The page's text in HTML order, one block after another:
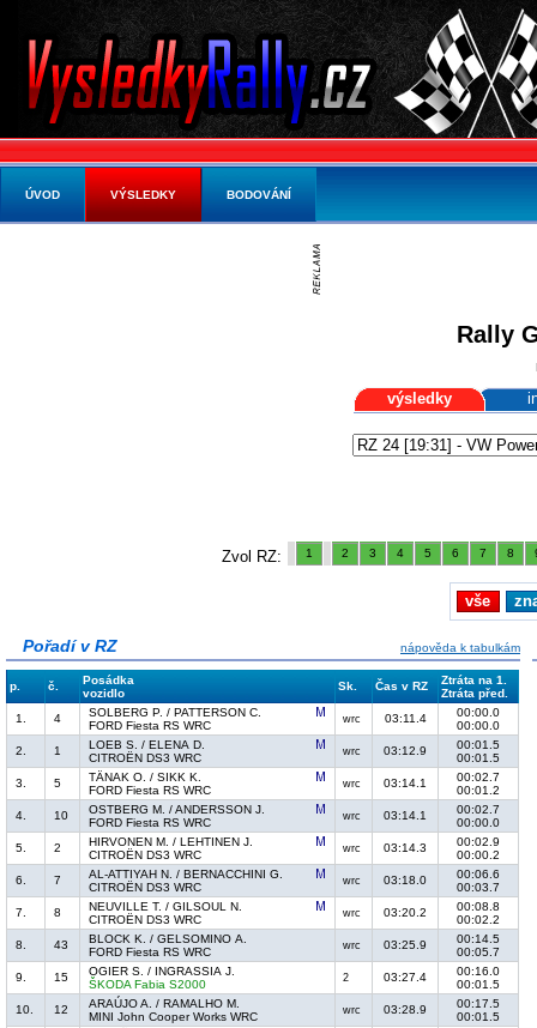
Rally
výsledky
Zvol RZ: 1 2 3 4 5 6 7 8
vše
Pořadí v RZ nápověda k tabulkám
p. č.
Posádka
vozidlo
Sk. Čas v RZ
Ztráta na 1.
Ztráta před.
1.
4
SOLBERG P. / PATTERSON C.
FORD Fiesta RS WRC
wrc 03:11.4
00:00.0
00:00.0
2.
1
LOEB S. / ELENA D.
CITROËN DS3 WRC
wrc 03:12.9
00:01.5
00:01.5
3.
5
TÄNAK O. / SIKK K.
FORD Fiesta RS WRC
wrc 03:14.1
00:02.7
00:01.2
4.
10
OSTBERG M. / ANDERSSON J.
FORD Fiesta RS WRC
wrc 03:14.1
00:02.7
00:00.0
5.
2
HIRVONEN M. / LEHTINEN J.
CITROËN DS3 WRC
wrc 03:14.3
00:02.9
00:00.2
6.
7
AL-ATTIYAH N. / BERNACCHINI G.
CITROËN DS3 WRC
wrc 03:18.0
00:06.6
00:03.7
7.
8
NEUVILLE T. / GILSOUL N.
CITROËN DS3 WRC
wrc 03:20.2
00:08.8
00:02.2
8.
43
BLOCK K. / GELSOMINO A.
FORD Fiesta RS WRC
wrc 03:25.9
00:14.5
00:05.7
9.
15
OGIER S. / INGRASSIA J.
ŠKODA Fabia S2000
2 03:27.4
00:16.0
00:01.5
10.
12
ARAÚJO A. / RAMALHO M.
MINI John Cooper Works WRC
wrc 03:28.9
00:17.5
00:01.5
ÚVOD VÝSLEDKY BODOVÁNÍ